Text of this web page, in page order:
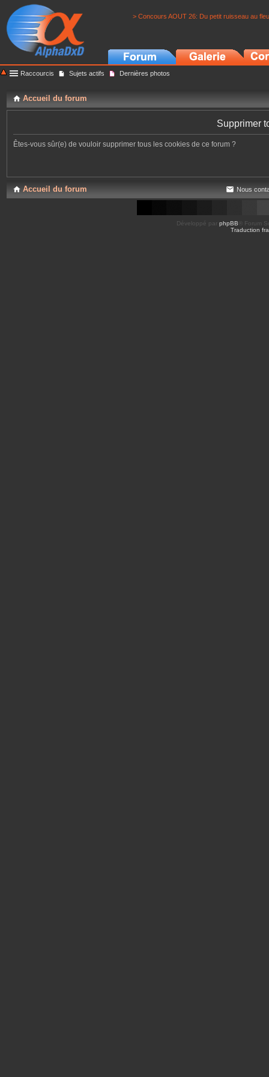
> Concours AOUT 26: Du petit ruisseau au
Raccourcis Sujets actifs Dernières photos
Accueil du forum
Supprimer
Êtes-vous sûr(e) de vouloir supprimer tous les cookies de ce forum ?
Accueil du forum Nous
Développé par phpBB ® Forum
Traduction